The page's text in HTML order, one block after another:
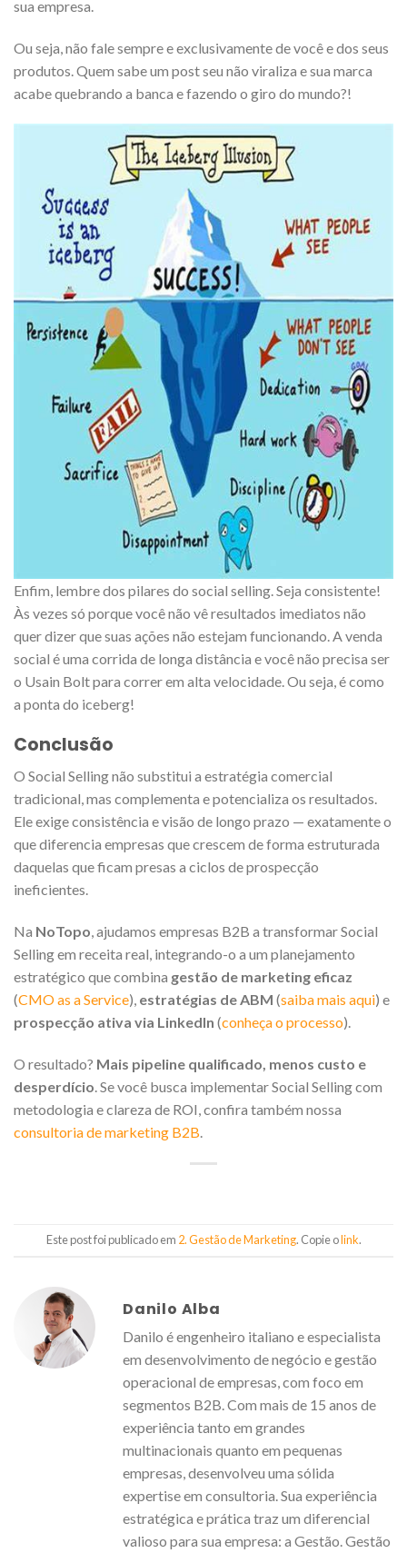
sua empresa.
Ou seja, não fale sempre e exclusivamente de você e dos seus
produtos. Quem sabe um post seu não viraliza e sua marca
acabe quebrando a banca e fazendo o giro do mundo?!
Enfim, lembre dos pilares do social selling. Seja consistente!
Às vezes só porque você não vê resultados imediatos não
quer dizer que suas ações não estejam funcionando. A venda
social é uma corrida de longa distância e você não precisa ser
o Usain Bolt para correr em alta velocidade. Ou seja, é como
a ponta do iceberg!
Conclusão
O Social Selling não substitui a estratégia comercial
tradicional, mas complementa e potencializa os resultados.
Ele exige consistência e visão de longo prazo — exatamente o
que diferencia empresas que crescem de forma estruturada
daquelas que ficam presas a ciclos de prospecção
ineficientes.
Na NoTopo, ajudamos empresas B2B a transformar Social
Selling em receita real, integrando-o a um planejamento
estratégico que combina gestão de marketing eficaz
(CMO as a Service), estratégias de ABM (saiba mais aqui) e
prospecção ativa via LinkedIn (conheça o processo).
O resultado? Mais pipeline qualificado, menos custo e
desperdício. Se você busca implementar Social Selling com
metodologia e clareza de ROI, confira também nossa
consultoria de marketing B2B.
Este post foi publicado em 2. Gestão de Marketing. Copie olink.
Danilo Alba
Danilo é engenheiro italiano e especialista
em desenvolvimento de negócio e gestão
operacional de empresas, com foco em
segmentos B2B. Com mais de 15 anos de
experiência tanto em grandes
multinacionais quanto em pequenas
empresas, desenvolveu uma sólida
expertise em consultoria. Sua experiência
estratégica e prática traz um diferencial
valioso para sua empresa: a Gestão. Gestão